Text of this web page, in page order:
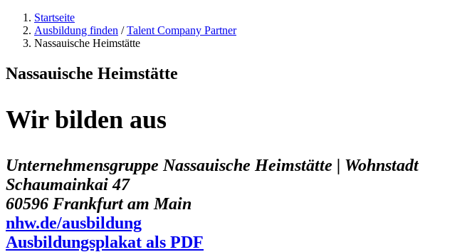
Startseite
Ausbildung finden /Talent Company Partner
Nassauische Heimstätte
Nassauische Heimstätte
Wir bilden aus
Unternehmensgruppe Nassauische Heimstätte | Wohnstadt
Schaumainkai 47
60596 Frankfurt am Main
nhw.de/ausbildung
Ausbildungsplakat als PDF